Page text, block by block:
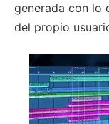
generada con lo
del propio